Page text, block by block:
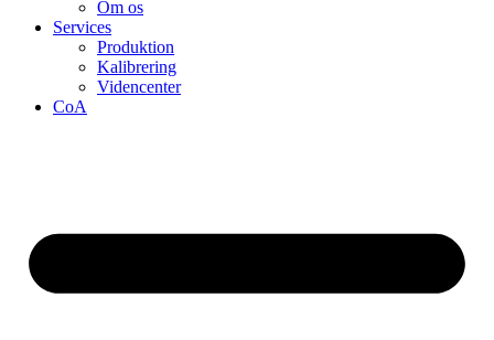
Om os
Services
Produktion
Kalibrering
Videncenter
CoA